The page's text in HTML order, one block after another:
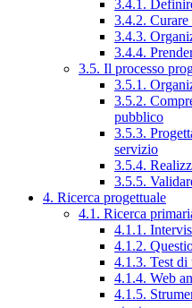
3.4.1.
3.4.2.
3.4.3.
3.4.4.
3.5. Il processo
3.5.1.
3.5.2.
pubblico
3.5.3.
servizio
3.5.4.
3.5.5.
4. Ricerca progettuale
4.1. Ricerca
4.1.1.
4.1.2.
4.1.3. Test di
4.1.4. Web
4.1.5.